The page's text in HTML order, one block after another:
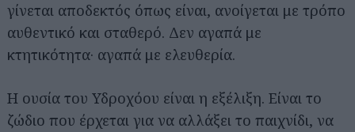
γίνεται αποδεκτός όπως είναι, ανοίγεται με τρόπο
αυθεντικό και σταθερό. Δεν αγαπά με
κτητικότητα· αγαπά με ελευθερία.
Η ουσία του Υδροχόου είναι η εξέλιξη. Είναι το
ζώδιο που έρχεται για να αλλάξει το παιχνίδι, να